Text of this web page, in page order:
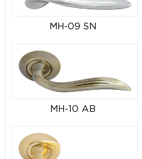
MH-09 SN
MH-10 AB